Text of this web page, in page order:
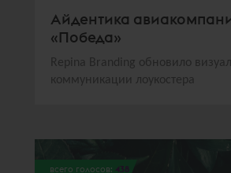
Айдентика
«Победа»
Repina Branding обновило
коммуникации лоукостера
всего голосов: 438